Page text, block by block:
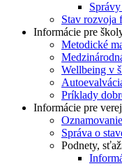
Stav rozvoja
Informácie pre
Metodické
Wellbeing v
Príklady
Informácie pre
Správa o
Podnety,